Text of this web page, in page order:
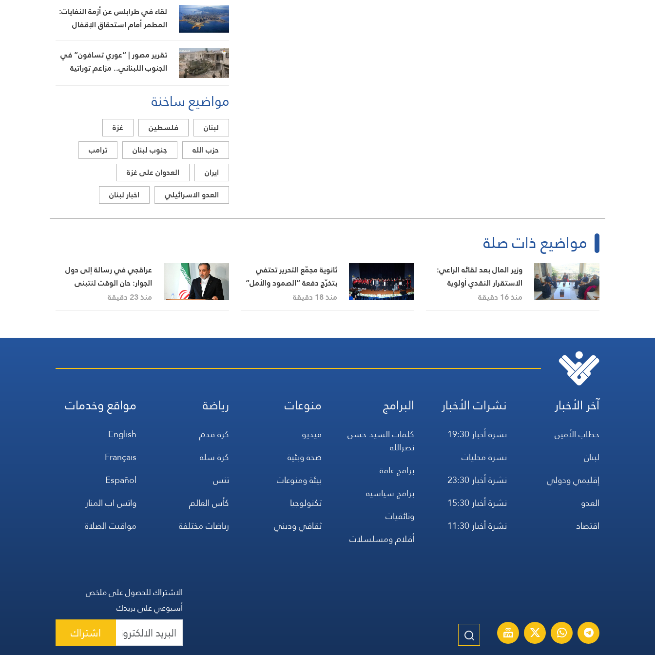
لقاء في طرابلس عن أزمة النفايات:
المطمر أمام استحقاق الإقفال
تقرير مصور | “عوري تسافون” في
الجنوب اللبناني.. مزاعم توراتية
مواضيع ساخنة
لبنان فلسطين
غزة
حزب الله
جنوب لبنان
ترامب
ايران
العدوان على غزة
العدو الاسرائيلي
اخبار لبنان
مواضيع ذات صلة
وزير المال بعد لقائه الراعي:
الاستقرار النقدي أولوية
والرواتب ستُدفع بموعدها
منذ 16 دقيقة
ثانوية مجمّع التحرير تحتفي
بتخرّج دفعة “الصمود والأمل”
برعاية بيضون
منذ 18 دقيقة
عراقجي في رسالة إلى دول
الجوار: حان الوقت لنتبنى
الأخوة الحقيقية
منذ 23 دقيقة
آخر الأخبار
خطاب الأمين
لبنان
إقليمي ودولي
العدو
اقتصاد
نشرات الأخبار
نشرة أخبار 19:30
نشرة محليات
نشرة أخبار 23:30
نشرة أخبار 15:30
نشرة أخبار 11:30
البرامج
كلمات السيد حسن
نصرالله
برامج عامة
برامج سياسية
وثائقيات
أفلام ومسلسلات
منوعات
فيديو
صحة وبئية
بيئة ومنوعات
تكنولوجيا
ثقافي وديني
رياضة
كرة قدم
كرة سلة
تنس
كأس العالم
رياضات مختلفة
مواقع وخدمات
English
Français
Español
واتس اب المنار
مواقيت الصلاة
الاشتراك للحصول على ملخص
أسبوعي على بريدك
اشتراك